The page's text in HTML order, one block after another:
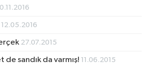
12.05.2016
27.07.2015
de sandık da varmış! 11.06.2015